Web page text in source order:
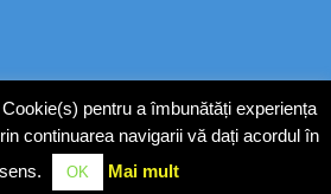
© Wakatech
pentru a îmbunătăți experiența
continuarea navigarii vă dați acordul în
OK Mai mult